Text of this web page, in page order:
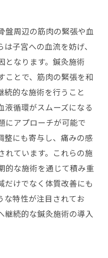
盤周辺の筋肉の緊張や血
子宮への血流を妨げ、
となります。鍼灸施術
ことで、筋肉の緊張を和
続的な施術を行うこと
液循環がスムーズになる
にアプローチが可能で
整にも寄与し、痛みの感
れています。これらの施
的な施術を通じて積み重
だけでなく体質改善にも
な特性が注目されてお
継続的な鍼灸施術の導入